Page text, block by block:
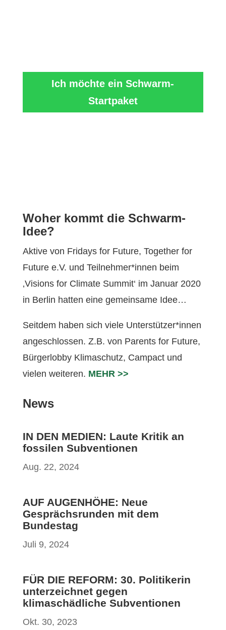
Ich möchte ein Schwarm-
Startpaket
Woher kommt die Schwarm-
Idee?
Aktive von Fridays for Future, Together for
Future e.V. und Teilnehmer*innen beim
‚Visions for Climate Summit‘ im Januar 2020
in Berlin hatten eine gemeinsame Idee…
Seitdem haben sich viele Unterstützer*innen
angeschlossen. Z.B. von Parents for Future,
Bürgerlobby Klimaschutz, Campact und
vielen weiteren. MEHR >>
News
IN DEN MEDIEN: Laute Kritik an
fossilen Subventionen
Aug. 22, 2024
AUF AUGENHÖHE: Neue
Gesprächsrunden mit dem
Bundestag
Juli 9, 2024
FÜR DIE REFORM: 30. Politikerin
unterzeichnet gegen
klimaschädliche Subventionen
Okt. 30, 2023